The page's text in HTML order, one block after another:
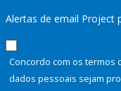
Alertas de email Project
Concordo com os termos
dados pessoais sejam